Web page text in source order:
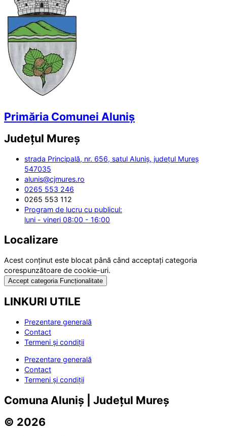
Primăria Comunei Aluniș
Județul Mureș
strada Principală, nr. 656, satul Aluniș, județul Mureș
547035
alunis@cjmures.ro
0265 553 246
0265 553 112
Program de lucru cu publicul:
luni - vineri 08:00 - 16:00
Localizare
Acest conținut este blocat până când acceptați categoria
corespunzătoare de cookie-uri.
Accept categoria Funcționalitate
LINKURI UTILE
Prezentare generală
Contact
Termeni și condiții
Prezentare generală
Contact
Termeni și condiții
Comuna Aluniș | Județul Mureș
© 2026